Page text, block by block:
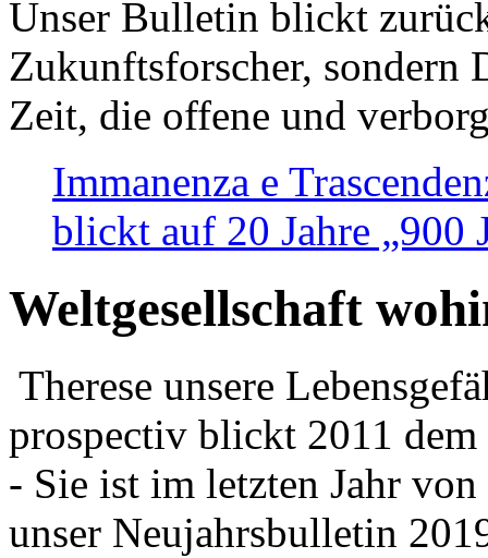
Unser Bulletin blickt
Zukunftsforscher, sondern
Zeit, die offene und
Immanenza e
blickt auf 20 Jahre „900
Weltgesellschaft
Therese unsere
prospectiv blickt 2011
- Sie ist im letzten Jahr
unser Neujahrsbulletin